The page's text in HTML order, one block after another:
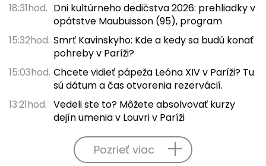
18:31hod. Dni kultúrneho dedičstva 2026: prehliadky v
opátstve Maubuisson (95), program
15:32hod. Smrť Kavinskyho: Kde a kedy sa budú konať
pohreby v Paríži?
15:03hod. Chcete vidieť pápeža Leóna XIV v Paríži? Tu
sú dátum a čas otvorenia rezervácií.
13:21hod. Vedeli ste to? Môžete absolvovať kurzy
dejín umenia v Louvri v Paríži
Pozrieť viac